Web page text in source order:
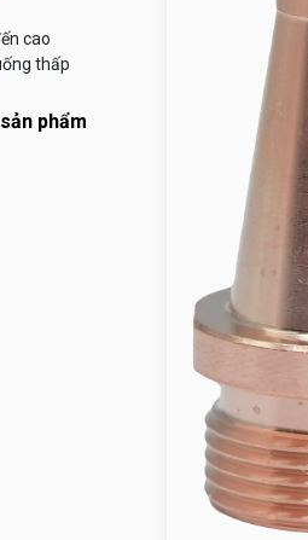
cao
thấp
phẩm